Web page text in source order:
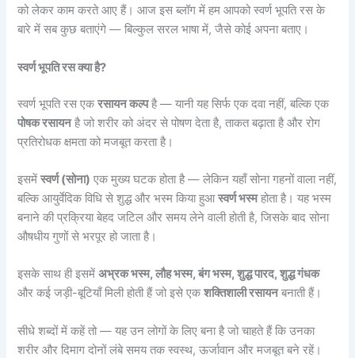
को लेकर काम करते आए हैं। आज इस ब्लॉग में हम आपको स्वर्ण भूपति रस के
बारे में सब कुछ बताएंगे — बिल्कुल सरल भाषा में, जैसे कोई अपना बताए।
स्वर्ण भूपति रस क्या है?
स्वर्ण भूपति रस एकरसायन कल्पहै — यानी यह सिर्फ एक दवा नहीं, बल्कि एक
पोषक रसायनहै जो शरीर को अंदर से पोषण देता है, ताकत बढ़ाता है और रोग
प्रतिरोधक क्षमता को मजबूत करता है।
इसमेंस्वर्ण (सोना) एक मुख्य घटक होता है — लेकिन यहाँ सोना गहनों वाला नहीं,
बल्कि आयुर्वेदिक विधि से शुद्ध और भस्म किया हुआस्वर्ण भस्महोता है। यह भस्म
बनाने की प्रक्रिया बेहद जटिल और समय लेने वाली होती है, जिसके बाद सोना
औषधीय गुणों से भरपूर हो जाता है।
इसके साथ ही इसमेंअभ्रक भस्म, लौह भस्म, बंग भस्म, शुद्ध पारद, शुद्ध गंधक
और कई जड़ी-बूटियाँ मिली होती हैं जो इसे एकशक्तिशाली रसायनबनाती हैं।
सीधे शब्दों में कहें तो — यह उन लोगों के लिए बना है जो चाहते हैं कि उनका
शरीर और दिमाग दोनों लंबे समय तक स्वस्थ, ऊर्जावान और मजबूत बने रहें।